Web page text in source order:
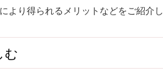
り得られるメリットなどをご紹介し
む